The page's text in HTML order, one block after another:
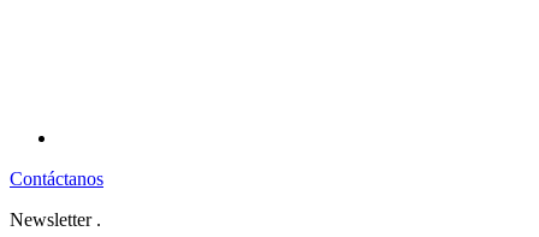
Contáctanos
Newsletter .